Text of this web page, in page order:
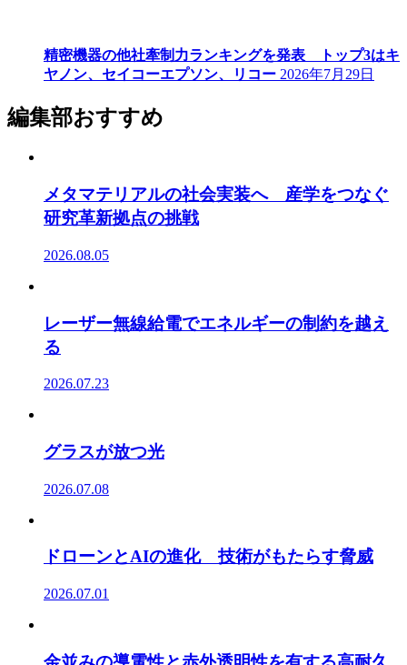
精密機器の他社牽制力ランキングを発表 トップ3はキ
ヤノン、セイコーエプソン、リコー 2026年7月29日
編集部おすすめ
メタマテリアルの社会実装へ 産学をつなぐ
研究革新拠点の挑戦
2026.08.05
レーザー無線給電でエネルギーの制約を越え
る
2026.07.23
グラスが放つ光
2026.07.08
ドローンとAIの進化 技術がもたらす脅威
2026.07.01